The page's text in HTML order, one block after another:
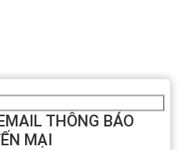
THÔNG BÁO
MẠI